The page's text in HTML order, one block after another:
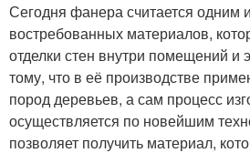
Сегодня фанера считается одним
востребованных материалов,
отделки стен внутри помещений и
тому, что в её производстве
пород деревьев, а сам процесс
осуществляется по новейшим
позволяет получить материал,